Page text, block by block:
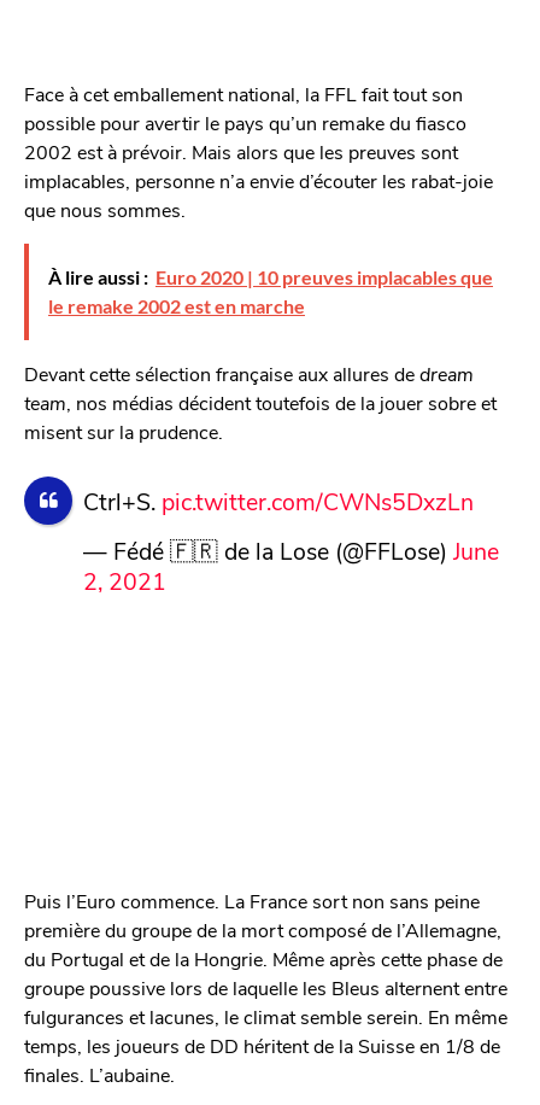
Face à cet emballement national, la FFL fait tout son
possible pour avertir le pays qu’un remake du fiasco
2002 est à prévoir. Mais alors que les preuves sont
implacables, personne n’a envie d’écouter les rabat-joie
que nous sommes.
À lire aussi : Euro 2020 | 10 preuves implacables que
le remake 2002 est en marche
Devant cette sélection française aux allures dedream
team, nos médias décident toutefois de la jouer sobre et
misent sur la prudence.
Ctrl+S. pic.twitter.com/CWNs5DxzLn
— Fédé 🇫🇷 de la Lose (@FFLose) June
2, 2021
Puis l’Euro commence. La France sort non sans peine
première du groupe de la mort composé de l’Allemagne,
du Portugal et de la Hongrie. Même après cette phase de
groupe poussive lors de laquelle les Bleus alternent entre
fulgurances et lacunes, le climat semble serein. En même
temps, les joueurs de DD héritent de la Suisse en 1/8 de
finales. L’aubaine.